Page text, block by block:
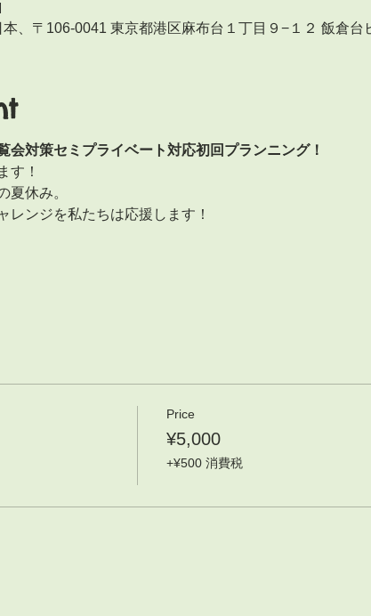
、〒106-0041 東京都港区麻布台１丁目９−１２ 飯倉台
会対策セミプライベート対応初回プランニング！
す！
夏休み。
レンジを私たちは応援します！
Price
¥5,000
+¥500 消費税